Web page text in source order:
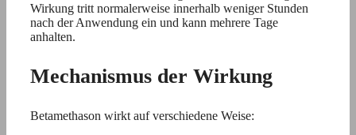
Wirkung tritt normalerweise innerhalb weniger Stunden
nach der Anwendung ein und kann mehrere Tage
anhalten.
Mechanismus der Wirkung
Betamethason wirkt auf verschiedene Weise: